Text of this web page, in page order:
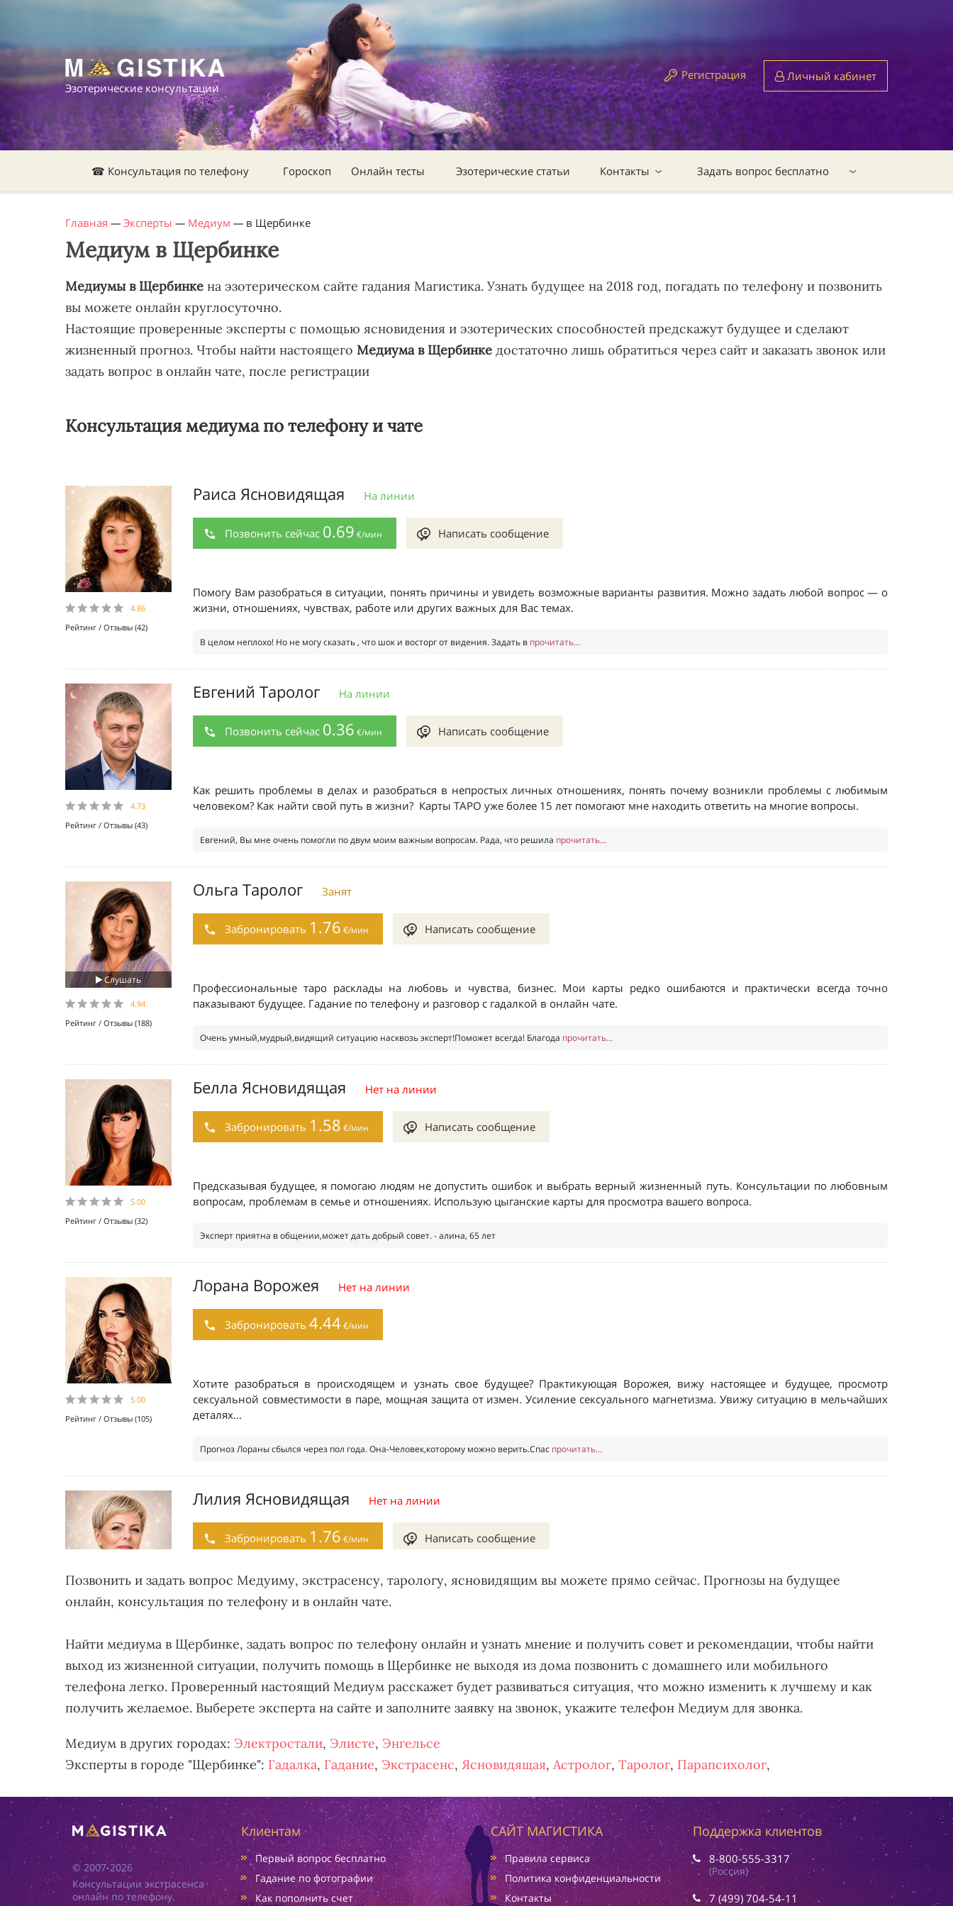
Эзотерические консультации
Регистрация Личный кабинет
☎ Консультация по телефону Гороскоп Онлайн тесты Эзотерические статьи Контакты Задать вопрос бесплатно
Главная — Эксперты — Медиум — в Щербинке
Медиум в Щербинке
Медиумы в Щербинке на эзотерическом сайте гадания Магистика. Узнать будущее на 2018 год, погадать по телефону и позвонить
вы можете онлайн круглосуточно.
Настоящие проверенные эксперты с помощью ясновидения и эзотерических способностей предскажут будущее и сделают
жизненный прогноз. Чтобы найти настоящего Медиума в Щербинке достаточно лишь обратиться через сайт и заказать звонок или
задать вопрос в онлайн чате, после регистрации
Консультация медиума по телефону и чате
Позвонить и задать вопрос Медуиму, экстрасенсу, тарологу, ясновидящим вы можете прямо сейчас. Прогнозы на будущее
онлайн, консультация по телефону и в онлайн чате.
Найти медиума в Щербинке, задать вопрос по телефону онлайн и узнать мнение и получить совет и рекомендации, чтобы найти
выход из жизненной ситуации, получить помощь в Щербинке не выходя из дома позвонить с домашнего или мобильного
телефона легко. Проверенный настоящий Медиум расскажет будет развиваться ситуация, что можно изменить к лучшему и как
получить желаемое. Выберете эксперта на сайте и заполните заявку на звонок, укажите телефон Медиум для звонка.
Медиум в других городах: Электростали, Элисте, Энгельсе
Эксперты в городе "Щербинке": Гадалка, Гадание, Экстрасенс, Ясновидящая, Астролог, Таролог, Парапсихолог,
© 2007-2026
Консультации экстрасенса
онлайн по телефону.
Клиентам
Первый вопрос бесплатно
Гадание по фотографии
Как пополнить счет
САЙТ МАГИСТИКА
Правила сервиса
Политика конфиденциальности
Контакты
Поддержка клиентов
8-800-555-3317
(Россия)
7 (499) 704-54-11